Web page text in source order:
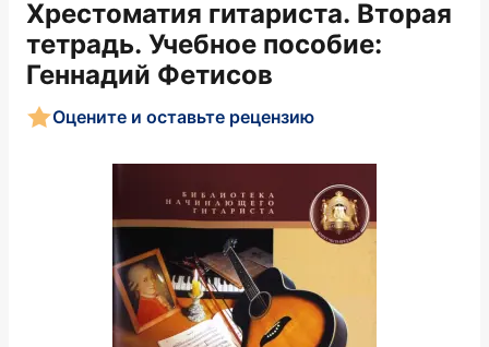
Хрестоматия гитариста. Вторая
тетрадь. Учебное пособие:
Геннадий Фетисов
Оцените и оставьте рецензию